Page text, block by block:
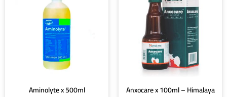
Aminolyte x 500ml
Anxocare x 100ml – Himalaya